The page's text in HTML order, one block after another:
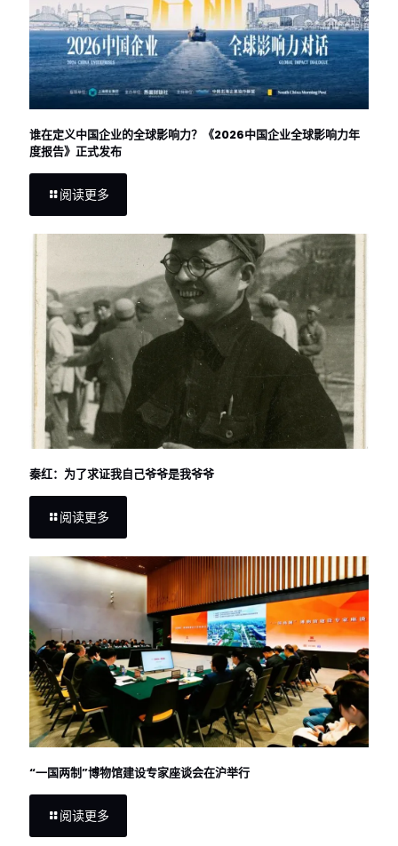
谁在定义中国企业的全球影响力？《2026中国企业全球影响力年
度报告》正式发布
阅读更多
秦红：为了求证我自己爷爷是我爷爷
阅读更多
“一国两制”博物馆建设专家座谈会在沪举行
阅读更多